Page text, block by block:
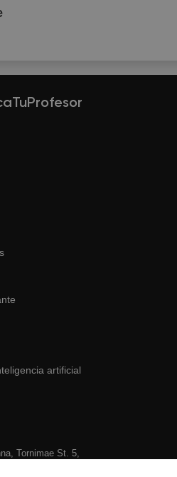
artificial
Tornimаe St. 5,